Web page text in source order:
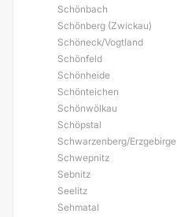
Schönbach
Schönberg (Zwickau)
Schöneck/Vogtland
Schönfeld
Schönheide
Schönteichen
Schönwölkau
Schöpstal
Schwarzenberg/Erzgebirge
Schwepnitz
Sebnitz
Seelitz
Sehmatal